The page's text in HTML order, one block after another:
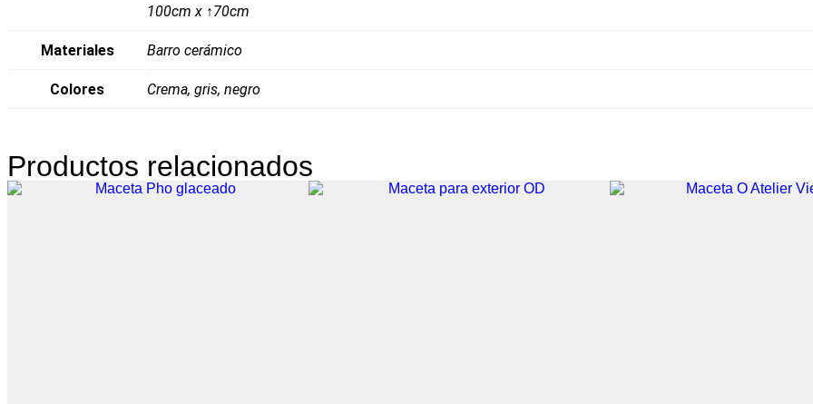
100cm x ↑70cm
Materiales Barro cerámico
Colores Crema, gris, negro
Productos relacionados